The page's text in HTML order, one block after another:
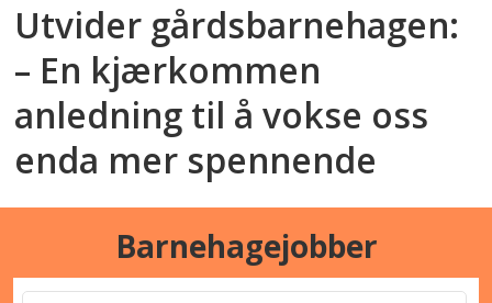
Utvider gårdsbarnehagen:
– En kjærkommen
anledning til å vokse oss
enda mer spennende
Barnehagejobber